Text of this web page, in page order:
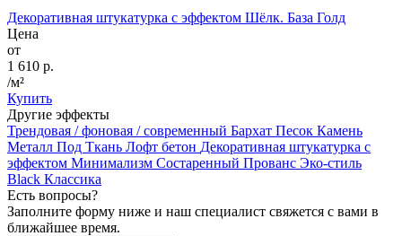
Декоративная штукатурка с эффектом Шёлк. База Голд
Цена
от
1 610 р.
/м²
Купить
Другие эффекты
Трендовая / фоновая / современный Бархат Песок Камень
Металл Под Ткань Лофт бетон Декоративная штукатурка с
эффектом Минимализм Состаренный Прованс Эко-стиль
Black Классика
Есть вопросы?
Заполните форму ниже и наш специалист свяжется с вами в
ближайшее время.